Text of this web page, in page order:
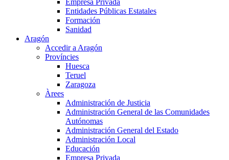
Empresa Privada
Entidades Públicas Estatales
Formación
Sanidad
Aragón
Accedir a Aragón
Províncies
Huesca
Teruel
Zaragoza
Àrees
Administración de Justicia
Administración General de las Comunidades
Autónomas
Administración General del Estado
Administración Local
Educación
Empresa Privada